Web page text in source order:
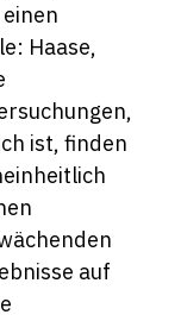
Haase,
ist, finden
auf